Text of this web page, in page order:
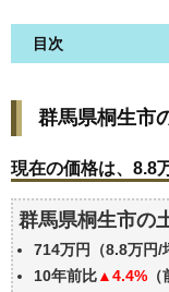
目次
現在の価格
価格を詳細に
群馬県桐生市
公示地価はい
エリアの将来
群馬県桐生市
現在の価格は、8.8
群馬県桐生市の
714万円（8.8万円/
10年前比▲4.4%